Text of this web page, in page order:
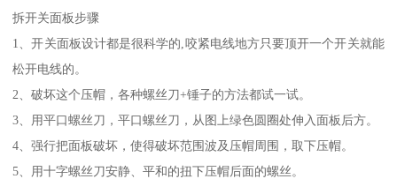
拆开关面板步骤
1、开关面板设计都是很科学的,咬紧电线地方只要顶开一个开关就能
松开电线的。
2、破坏这个压帽，各种螺丝刀+锤子的方法都试一试。
3、用平口螺丝刀，平口螺丝刀，从图上绿色圆圈处伸入面板后方。
4、强行把面板破坏，使得破坏范围波及压帽周围，取下压帽。
5、用十字螺丝刀安静、平和的扭下压帽后面的螺丝。